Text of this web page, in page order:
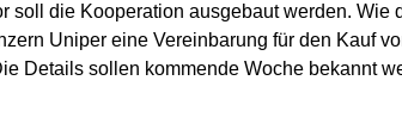
soll die Kooperation ausgebaut werden. Wie
Uniper eine Vereinbarung für den Kauf
Details sollen kommende Woche bekannt